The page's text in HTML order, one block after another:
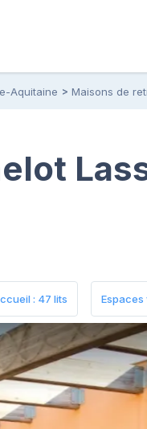
Aquitaine Maisons de
: 47 lits Espaces